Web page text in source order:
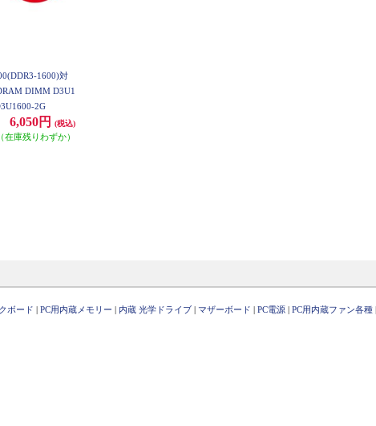
1600)対
DIMM D3U1
2G
6,050円 (税込)
庫残りわずか）
ボード | PC用内蔵メモリー | 内蔵 光学ドライブ | マザーボード | PC電源 | PC用内蔵ファン各種 |